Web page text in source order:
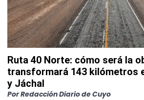
Ruta 40 Norte: cómo será la
transformará 143 kilómetros
y Jáchal
PorRedacción Diario de Cuyo